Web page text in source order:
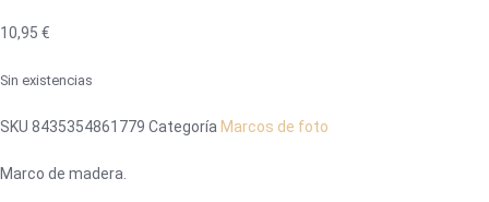
10,95 €
Sin existencias
SKU 8435354861779 Categoría Marcos de foto
Marco de madera.